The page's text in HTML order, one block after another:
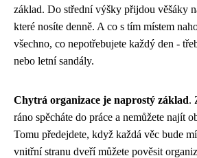
základ. Do střední výšky přijdou věšáky
které nosíte denně. A co s tím místem
všechno, co nepotřebujete každý den -
nebo letní sandály.
Chytrá organizace je naprostý základ.
ráno spěcháte do práce a nemůžete najít
Tomu předejdete, když každá věc bude
vnitřní stranu dveří můžete pověsit